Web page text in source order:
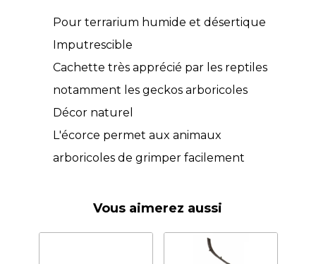
Pour terrarium humide et désertique
Imputrescible
Cachette très apprécié par les reptiles
notamment les geckos arboricoles
Décor naturel
L'écorce permet aux animaux
arboricoles de grimper facilement
Vous aimerez aussi